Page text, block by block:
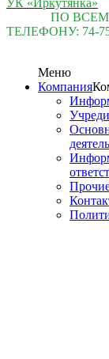
УК «Иркутянка»
ПО ВСЕМ
ТЕЛЕФОНУ: 74-
Меню
Компания